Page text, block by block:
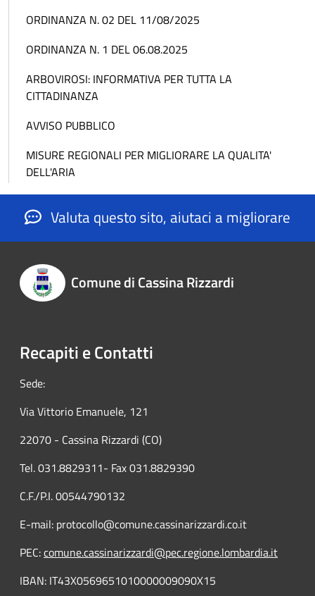
ORDINANZA N. 02 DEL 11/08/2025
ORDINANZA N. 1 DEL 06.08.2025
ARBOVIROSI: INFORMATIVA PER TUTTA LA
CITTADINANZA
AVVISO PUBBLICO
MISURE REGIONALI PER MIGLIORARE LA QUALITA'
DELL'ARIA
Valuta questo sito, aiutaci a migliorare
Comune di Cassina Rizzardi
Recapiti e Contatti
Sede:
Via Vittorio Emanuele, 121
22070 - Cassina Rizzardi (CO)
Tel. 031.8829311- Fax 031.8829390
C.F./P.I. 00544790132
E-mail: protocollo@comune.cassinarizzardi.co.it
PEC:comune.cassinarizzardi@pec.regione.lombardia.it
IBAN: IT43X0569651010000009090X15